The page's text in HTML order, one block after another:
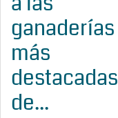
ganaderías
más
destacadas
de...